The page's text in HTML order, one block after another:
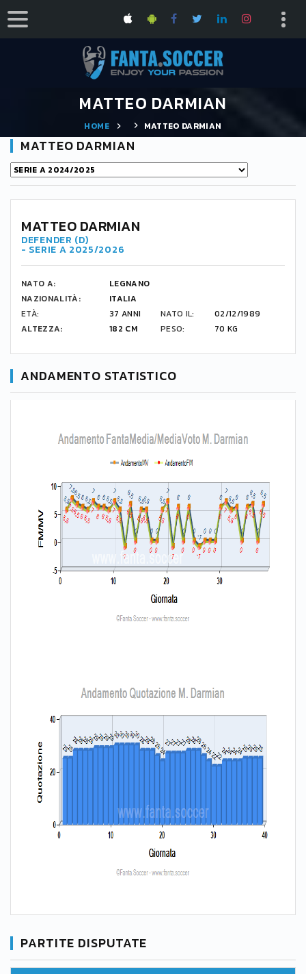
MATTEO DARMIAN
HOME MATTEO DARMIAN
MATTEO DARMIAN
36
MATTEO DARMIAN
DEFENDER (D)
- SERIE A 2025/2026
NATO A:
LEGNANO
NAZIONALITÀ:
ITALIA
ETÀ:
37 ANNI NATO IL:
02/12/1989
ALTEZZA:
182 CM PESO: 70 KG
ANDAMENTO STATISTICO
PARTITE DISPUTATE